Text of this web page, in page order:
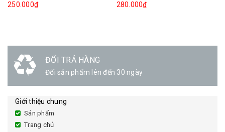
250.000₫
280.000₫
ĐỔI TRẢ HÀNG
Đổi sản phẩm lên đến 30 ngày
Giới thiệu chung
Sản phẩm
Trang chủ